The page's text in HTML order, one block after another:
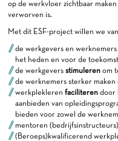
op de werkvloer zichtbaar
verworven is.
Met dit ESF-project willen we
de werkgevers en werknemers
het heden en voor de
de werkgevers stimulerenom
de werknemers sterker
werkplekleren faciliterendoor
aanbieden van
bieden voor zowel de
mentoren
(Beroeps)kwalificerend